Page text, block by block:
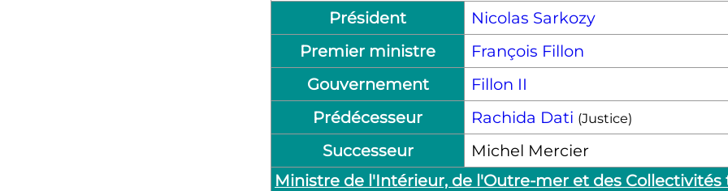
Président
Nicolas Sarkozy
Premier ministre
François Fillon
Gouvernement
Fillon II
Prédécesseur
Rachida Dati (Justice)
Successeur
Michel Mercier
Ministre de l'Intérieur, de l'Outre-mer et des